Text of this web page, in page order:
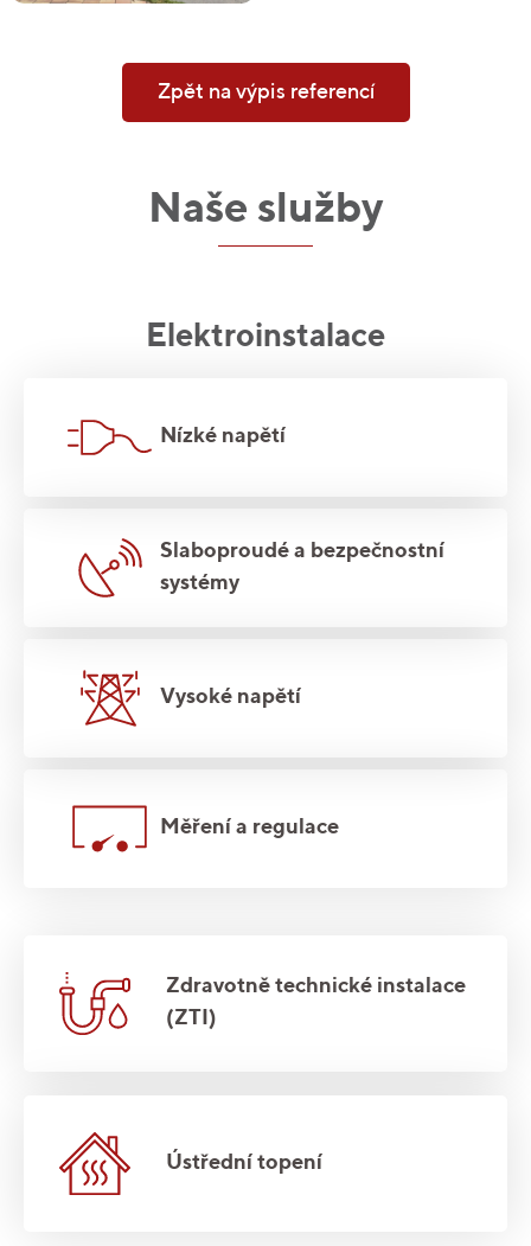
Zpět na výpis referencí
Naše služby
Elektroinstalace
Nízké napětí
Slaboproudé a bezpečnostní
systémy
Vysoké napětí
Měření a regulace
Zdravotně technické instalace
(ZTI)
Ústřední topení